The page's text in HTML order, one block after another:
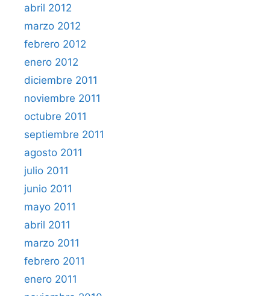
abril 2012
marzo 2012
febrero 2012
enero 2012
diciembre 2011
noviembre 2011
octubre 2011
septiembre 2011
agosto 2011
julio 2011
junio 2011
mayo 2011
abril 2011
marzo 2011
febrero 2011
enero 2011